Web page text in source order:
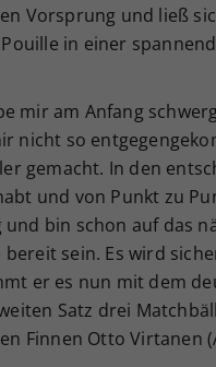
Vorsprung und ließ
in einer
mir am Anfang
nicht so
gemacht. In den
und von Punkt zu
bin schon auf das
sein. Es wird
er es nun mit dem
Satz drei
Finnen Otto Virtanen